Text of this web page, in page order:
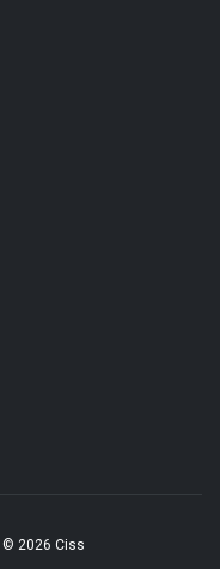
© 2026 Ciss